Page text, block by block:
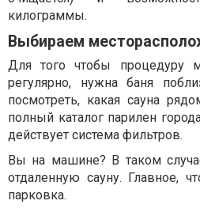
килограммы.
Выбираем
Для того чтобы процедуру
регулярно, нужна баня
посмотреть, какая сауна
полный каталог парилен
действует система фильтров.
Вы на машине? В таком
отдаленную сауну. Главное,
парковка.